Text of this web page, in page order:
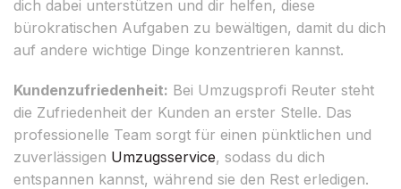
dich dabei unterstützen und dir helfen, diese
bürokratischen Aufgaben zu bewältigen, damit du dich
auf andere wichtige Dinge konzentrieren kannst.
Kundenzufriedenheit: Bei Umzugsprofi Reuter steht
die Zufriedenheit der Kunden an erster Stelle. Das
professionelle Team sorgt für einen pünktlichen und
zuverlässigen Umzugsservice, sodass du dich
entspannen kannst, während sie den Rest erledigen.